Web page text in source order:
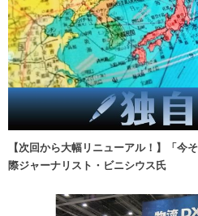
【次回から大幅リニューアル！】「
際ジャーナリスト・ビニシウス氏